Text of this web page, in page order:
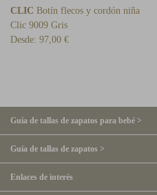
CLIC Botín flecos y cordón niña
Clic 9009 Gris
Desde: 97,00 €
Guía de tallas de zapatos para bebé >
Guía de tallas de zapatos >
Enlaces de interés